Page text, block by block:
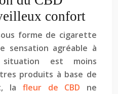
confort
forme de cigarette
sensation agréable à
situation est moins
produits à base de
la fleur de CBD ne